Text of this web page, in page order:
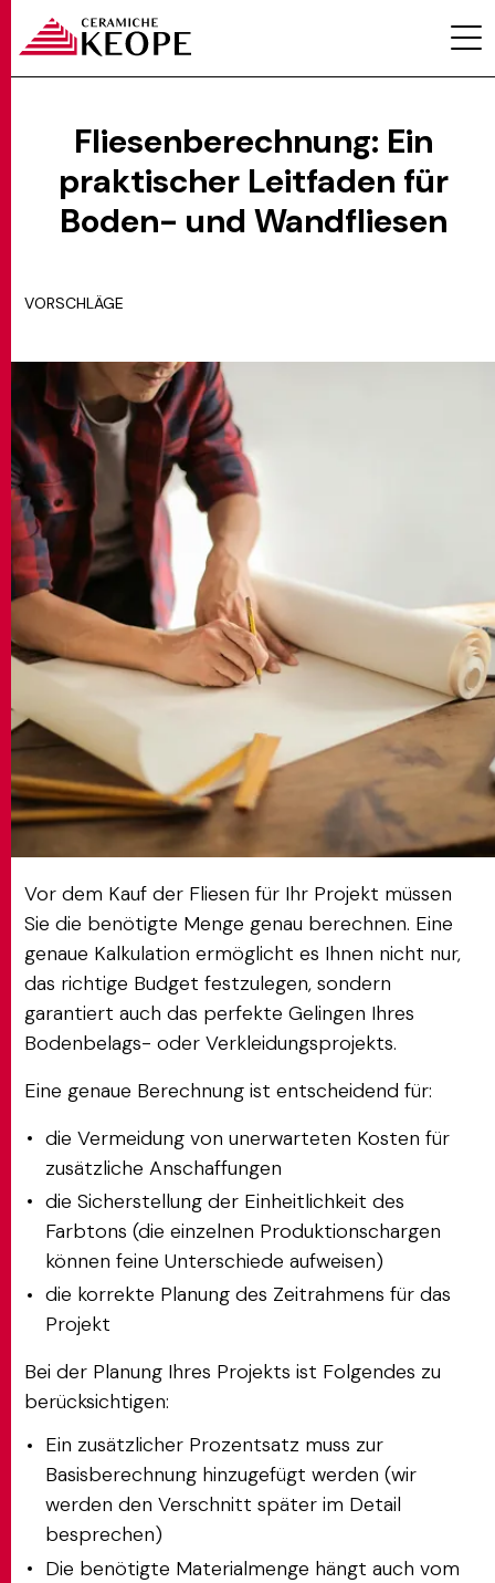
PROJEKTE
MAGAZINE
KONTAKTE
MATCH APP
SUCHEN
RESERVIERTER BEREICH
Fliesenberechnung: Ein
praktischer Leitfaden für
Boden- und Wandfliesen
VORSCHLÄGE
Vor dem Kauf der Fliesen für Ihr Projekt müssen
Sie die benötigte Menge genau berechnen. Eine
genaue Kalkulation ermöglicht es Ihnen nicht nur,
das richtige Budget festzulegen, sondern
garantiert auch das perfekte Gelingen Ihres
Bodenbelags- oder Verkleidungsprojekts.
Eine genaue Berechnung ist entscheidend für:
die Vermeidung von unerwarteten Kosten für
zusätzliche Anschaffungen
die Sicherstellung der Einheitlichkeit des
Farbtons (die einzelnen Produktionschargen
können feine Unterschiede aufweisen)
die korrekte Planung des Zeitrahmens für das
Projekt
Bei der Planung Ihres Projekts ist Folgendes zu
berücksichtigen:
Ein zusätzlicher Prozentsatz muss zur
Basisberechnung hinzugefügt werden (wir
werden den Verschnitt später im Detail
besprechen)
Die benötigte Materialmenge hängt auch vom